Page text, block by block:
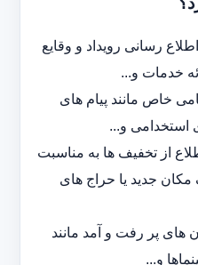
رسانی رویداد و وقایع
خدمات و...
خاص مانند پیام های
استخدامی و...
از تخفیف ها به مناسبت
مکان جدید یا حراج های
های پر رفت و آمد مانند
و...